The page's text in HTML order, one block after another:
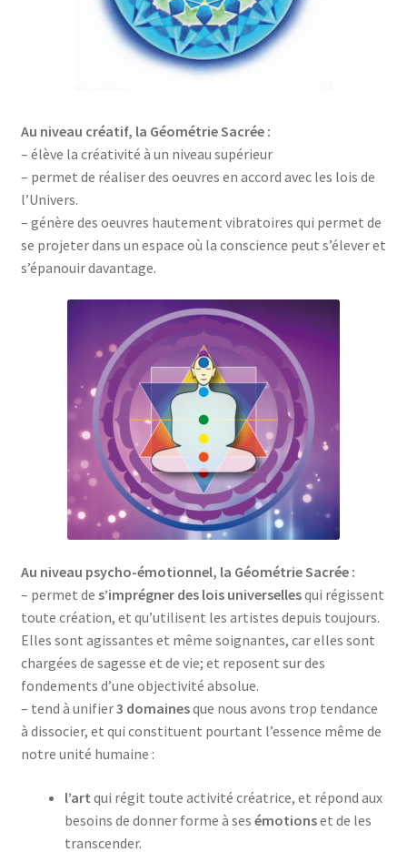
Au niveau créatif, la Géométrie Sacrée :
– élève la créativité à un niveau supérieur
– permet de réaliser des oeuvres en accord avec les lois de
l’Univers.
– génère des oeuvres hautement vibratoires qui permet de
se projeter dans un espace où la conscience peut s’élever et
s’épanouir davantage.
Au niveau psycho-émotionnel, la Géométrie Sacrée :
– permet de s’imprégner des lois universellesqui régissent
toute création, et qu’utilisent les artistes depuis toujours.
Elles sont agissantes et même soignantes, car elles sont
chargées de sagesse et de vie; et reposent sur des
fondements d’une objectivité absolue.
– tend à unifier3 domainesque nous avons trop tendance
à dissocier, et qui constituent pourtant l’essence même de
notre unité humaine :
l’art qui régit toute activité créatrice, et répond aux
besoins de donner forme à ses émotionset de les
transcender.